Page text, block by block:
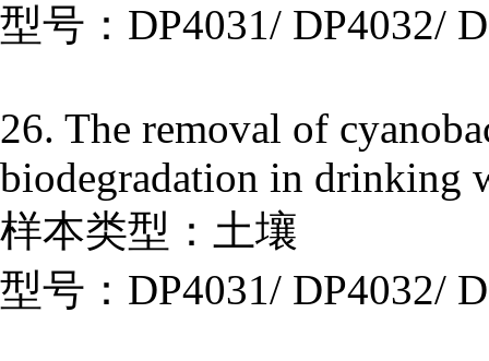
型号：DP4031/ DP4032/
26. The removal of
biodegradation in drinking
样本类型：土壤
型号：DP4031/ DP4032/